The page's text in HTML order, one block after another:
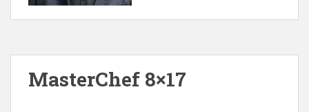
MasterChef 8×17